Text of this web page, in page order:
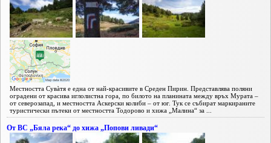
Местността Сувàтя е една от най-красивите в Среден Пирин. Представлява поляни
оградени от красива иглолистна гора, по билото на планината между връх Мурата –
от северозапад, и местността Аскерски колиби – от юг. Тук се събират маркираните
туристически пътеки от местността Тодорово и хижа „Малина“ за ...
От ВС „Бяла река“ до хижа „Попови ливади“